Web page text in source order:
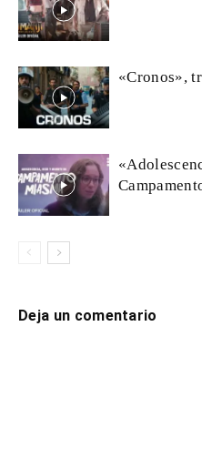
«Cronos»,
Deja un comentario